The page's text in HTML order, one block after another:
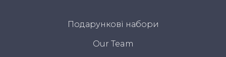
Подарункові набори
Our Team